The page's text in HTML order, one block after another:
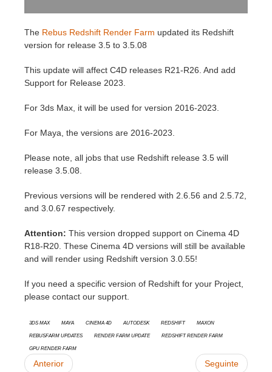
Octane
Softimage
LightWave
The Rebus Redshift Render Farm updated its Redshift
version for release 3.5 to 3.5.08
This update will affect C4D releases R21-R26. And add
Support for Release 2023.
For 3ds Max, it will be used for version 2016-2023.
For Maya, the versions are 2016-2023.
Please note, all jobs that use Redshift release 3.5 will
release 3.5.08.
Previous versions will be rendered with 2.6.56 and 2.5.72,
and 3.0.67 respectively.
Attention: This version dropped support on Cinema 4D
R18-R20. These Cinema 4D versions will still be available
and will render using Redshift version 3.0.55!
If you need a specific version of Redshift for your Project,
please contact our support.
3ds Max Maya Cinema 4D Autodesk Redshift
Maxon
RebusFarm Updates
Render Farm update
Redshift Render Farm
GPU Render Farm
Anterior Seguinte